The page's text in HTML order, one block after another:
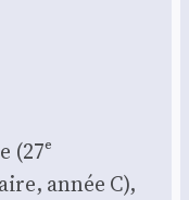
(27ᵉ
année C),